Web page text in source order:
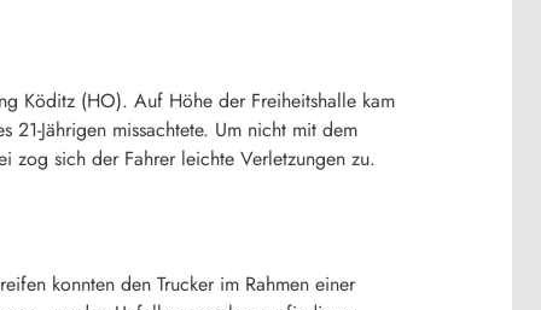
Köditz (HO). Auf Höhe der Freiheitshalle kam
Jährigen missachtete. Um nicht mit dem
zog sich der Fahrer leichte Verletzungen zu.
konnten den Trucker im Rahmen einer